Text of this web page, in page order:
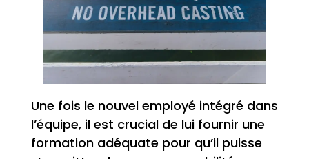
Une fois le nouvel employé intégré dans
l’équipe, il est crucial de lui fournir une
formation adéquate pour qu’il puisse